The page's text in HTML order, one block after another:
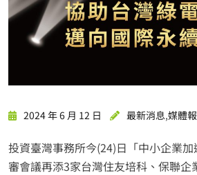
2024 年 6 月 12 日 最新消息,媒體
投資臺灣事務所今(24)日「中小企業
審會議再添3家台灣住友培科、保聯企